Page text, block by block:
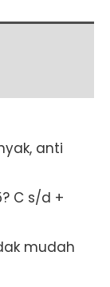
anti
C s/d +
mudah